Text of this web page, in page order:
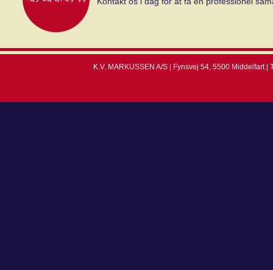
K.V. MARKUSSEN A/S | Fynsvej 54, 5500 Middelfart